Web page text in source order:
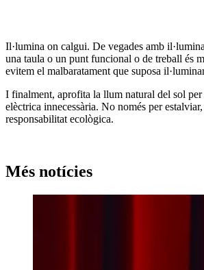
Il·lumina on calgui. De vegades amb
una taula o un punt funcional o de treball és
evitem el malbaratament que suposa
I finalment, aprofita la llum natural del sol per
elèctrica innecessària. No només per
responsabilitat ecològica.
Més notícies